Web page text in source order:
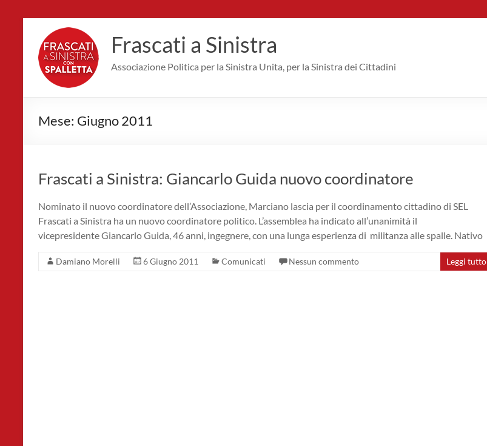
contenuto
Frascati a Sinistra
Associazione Politica per la Sinistra Unita, per la Sinistra dei Cittadini
Mese: Giugno 2011
Frascati a Sinistra: Giancarlo Guida nuovo coordinatore
Nominato il nuovo coordinatore dell’Associazione, Marciano lascia per il coordinamento cittadino di SEL
Frascati a Sinistra ha un nuovo coordinatore politico. L’assemblea ha indicato all’unanimità il
vicepresidente Giancarlo Guida, 46 anni, ingegnere, con una lunga esperienza di militanza alle spalle. Nativo
Damiano Morelli 6 Giugno 2011 Comunicati Nessun commento Leggi tutto